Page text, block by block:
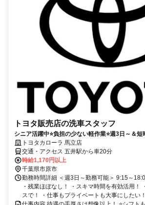
トヨタ販売店の洗車スタッフ
シニア活躍中⭐負担の少ない軽作業⭐週3日～＆短
トヨタカローラ 馬立店
交通・アクセス 五井駅から車20分
時給1,170円以上
千葉県市原市
勤務時間詳細 ＜週3日～勤務可能＞ 9:15～
・残業ほぼなし！ ・スキマ時間を有効活用！
スで！ ・仕事もプライベートも大事にしたい